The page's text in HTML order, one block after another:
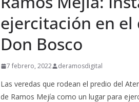
ejercitación en
Don Bosco
7 febrero, 2022 deramosdigital
Las veredas que rodean el predio del
de Ramos Mejía como un lugar para